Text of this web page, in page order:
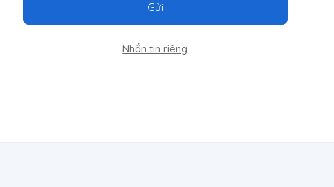
Gửi
Nhắn tin riêng